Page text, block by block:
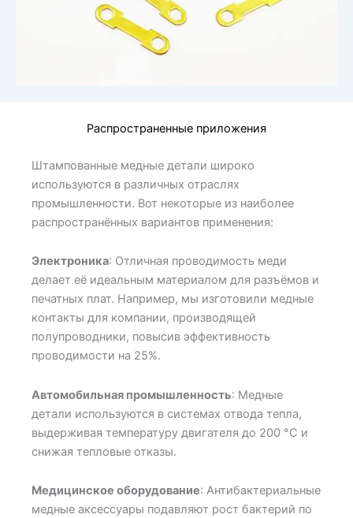
Распространенные приложения
Штампованные медные детали широко
используются в различных отраслях
промышленности. Вот некоторые из наиболее
распространённых вариантов применения:
Электроника: Отличная проводимость меди
делает её идеальным материалом для разъёмов и
печатных плат. Например, мы изготовили медные
контакты для компании, производящей
полупроводники, повысив эффективность
проводимости на 25%.
Автомобильная промышленность: Медные
детали используются в системах отвода тепла,
выдерживая температуру двигателя до 200 °C и
снижая тепловые отказы.
Медицинское оборудование: Антибактериальные
медные аксессуары подавляют рост бактерий по